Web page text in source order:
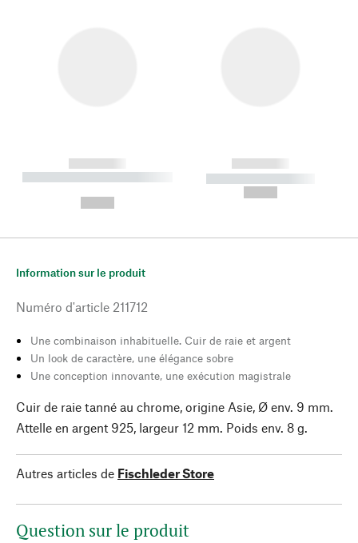
------------
----------- ----------- --------
------------
----------- -----------
Information sur le produit
Numéro d'article 211712
Une combinaison inhabituelle. Cuir de raie et argent
Un look de caractère, une élégance sobre
Une conception innovante, une exécution magistrale
Cuir de raie tanné au chrome, origine Asie, Ø env. 9 mm.
Attelle en argent 925, largeur 12 mm. Poids env. 8 g.
Autres articles de Fischleder Store
Question sur le produit